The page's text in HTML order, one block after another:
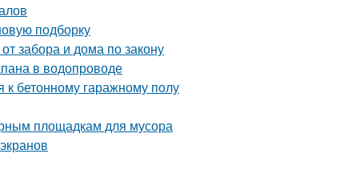
подборку
забора и дома по закону
в водопроводе
к бетонному гаражному полу
площадкам для мусора